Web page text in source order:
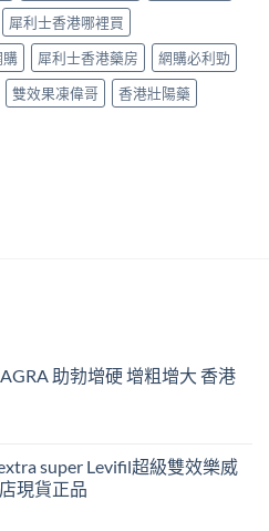
犀利士香港哪裡買
購 犀利士香港藥房
網購必利勁
雙效果凍偉哥
香港壯陽藥
助勃增硬 增粗增大 香港
super Levifil超級雙效樂威
現貨正品